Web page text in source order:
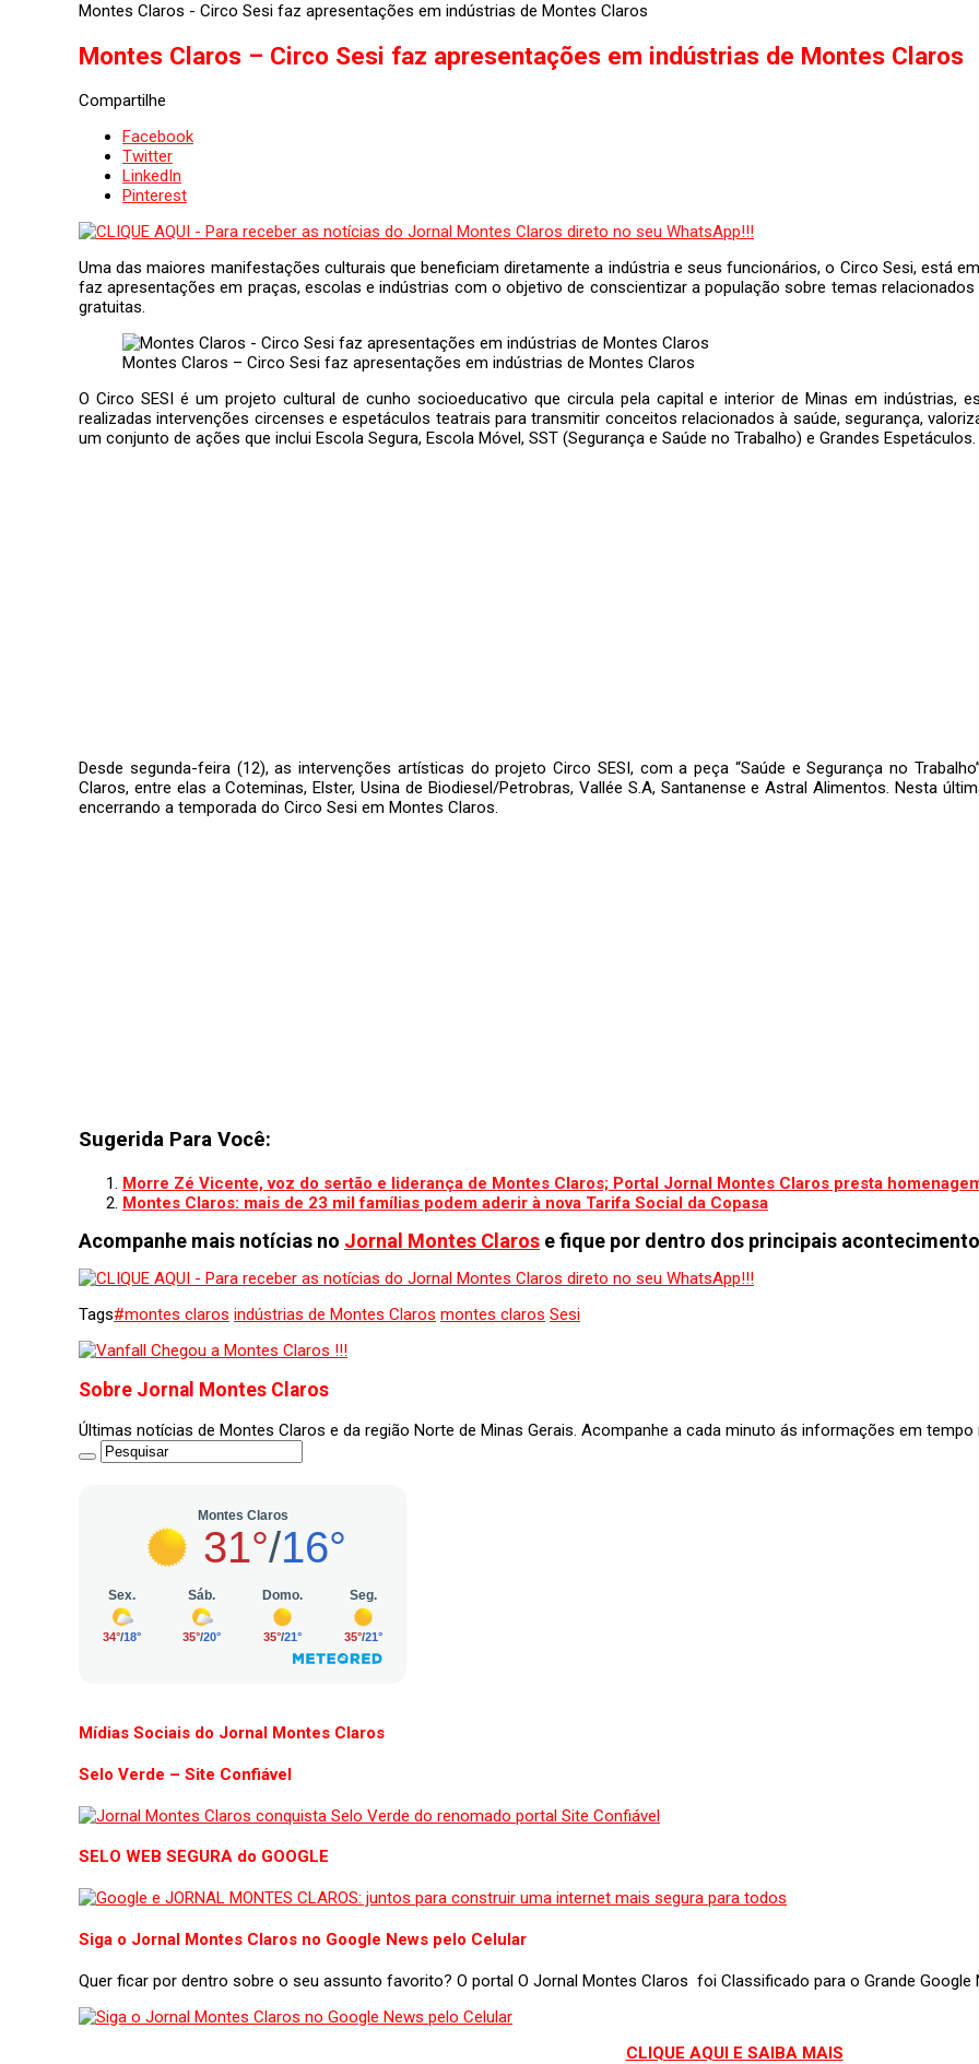
Montes Claros - Circo Sesi faz apresentações em indústrias de Montes Claros
Montes Claros – Circo Sesi faz apresentações em indústrias de Montes Claros
Compartilhe
Facebook
Twitter
LinkedIn
Pinterest
Uma das maiores manifestações culturais que beneficiam diretamente a indústria e seus funcionários, o Circo Sesi, está
faz apresentações em praças, escolas e indústrias com o objetivo de conscientizar a população sobre temas
gratuitas.
Montes Claros – Circo Sesi faz apresentações em indústrias de Montes Claros
O Circo SESI é um projeto cultural de cunho socioeducativo que circula pela capital e interior de Minas em indústrias,
realizadas intervenções circenses e espetáculos teatrais para transmitir conceitos relacionados à saúde, segurança,
um conjunto de ações que inclui Escola Segura, Escola Móvel, SST (Segurança e Saúde no Trabalho) e Grandes Espetáculos.
Desde segunda-feira (12), as intervenções artísticas do projeto Circo SESI, com a peça “Saúde e Segurança no
Claros, entre elas a Coteminas, Elster, Usina de Biodiesel/Petrobras, Vallée S.A, Santanense e Astral Alimentos. Nesta
encerrando a temporada do Circo Sesi em Montes Claros.
Sugerida Para Você:
Morre Zé Vicente, voz do sertão e liderança de Montes Claros; Portal Jornal Montes Claros presta
Montes Claros: mais de 23 mil famílias podem aderir à nova Tarifa Social da Copasa
Acompanhe mais notícias no Jornal Montes Claros e fique por dentro dos principais
Tags#montes claros indústrias de Montes Claros montes claros Sesi
Sobre Jornal Montes Claros
Últimas notícias de Montes Claros e da região Norte de Minas Gerais. Acompanhe a cada minuto ás informações em
Mídias Sociais do Jornal Montes Claros
Selo Verde – Site Confiável
SELO WEB SEGURA do GOOGLE
Siga o Jornal Montes Claros no Google News pelo Celular
Quer ficar por dentro sobre o seu assunto favorito? O portal O Jornal Montes Claros foi Classificado para o Grande Google
CLIQUE AQUI E SAIBA MAIS